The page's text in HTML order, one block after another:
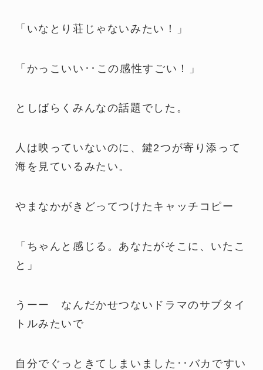
「いなとり荘じゃないみたい！」
「かっこいい･･この感性すごい！」
としばらくみんなの話題でした。
人は映っていないのに、鍵2つが寄り添って
海を見ているみたい。
やまなかがきどってつけたキャッチコピー
「ちゃんと感じる。あなたがそこに、いたこ
と」
うーー なんだかせつないドラマのサブタイ
トルみたいで
自分でぐっときてしまいました･･バカですい